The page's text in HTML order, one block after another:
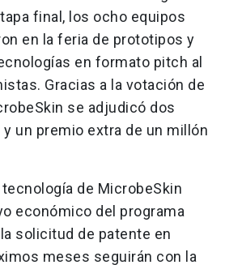
final, los ocho equipos
en la feria de prototipos y
en formato pitch al
Gracias a la votación de
se adjudicó dos
un premio extra de un millón
tecnología de MicrobeSkin
económico del programa
la solicitud de patente en
meses seguirán con la